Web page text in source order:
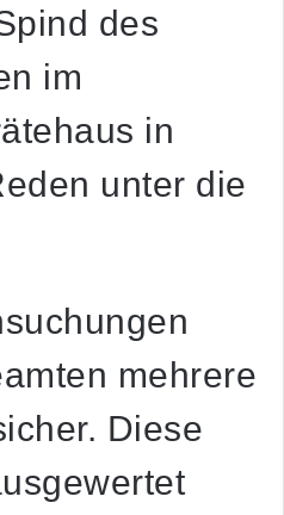
des
im
in
unter die
mehrere
Diese